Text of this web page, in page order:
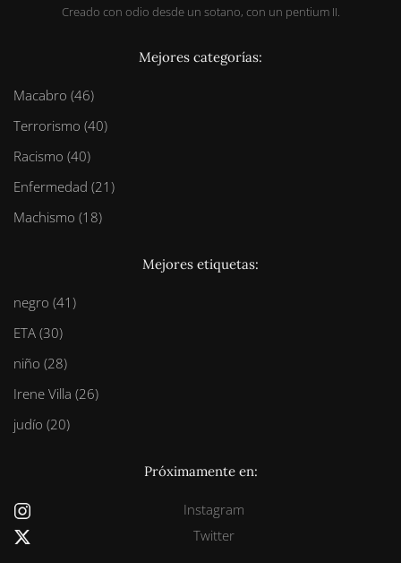
Creado con odio desde un sotano, con un pentium II.
Mejores categorías:
Macabro (46)
Terrorismo (40)
Racismo (40)
Enfermedad (21)
Machismo (18)
Mejores etiquetas:
negro (41)
ETA (30)
niño (28)
Irene Villa (26)
judío (20)
Próximamente en:
Instagram
Twitter